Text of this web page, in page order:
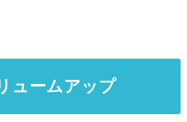
ュームアップ